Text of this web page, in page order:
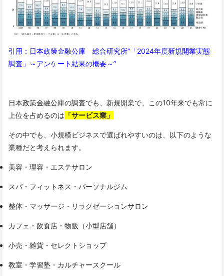
引用： 日本政策金融公庫 総合研究所” 「2024年度新規開業実態
調査」～アンケート結果の概要～”
日本政策金融公庫の調査でも、新規開業で、この10年来でも常に
上位を占めるのは 「サービス業」
その中でも、小規模ビジネスで選ばれやすいのは、以下のような
業種だと考えられます。
美容・理容・エステサロン
スパ・フィットネス・パーソナルジム
整体・マッサージ・リラクゼーションサロン
カフェ・飲食店・物販（小型店舗）
小売・雑貨・セレクトショップ
教室・学習塾・カルチャースクール